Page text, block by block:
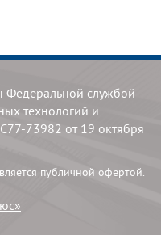
Федеральной службой
технологий и
73982 от 19 октября
публичной офертой.